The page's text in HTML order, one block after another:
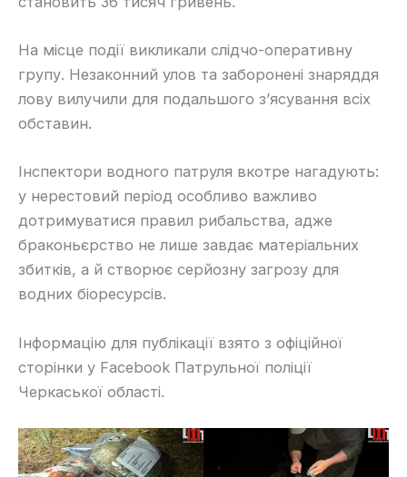
На місце події викликали слідчо-оперативну
групу. Незаконний улов та заборонені знаряддя
лову вилучили для подальшого з’ясування всіх
обставин.
Інспектори водного патруля вкотре нагадують:
у нерестовий період особливо важливо
дотримуватися правил рибальства, адже
браконьєрство не лише завдає матеріальних
збитків, а й створює серйозну загрозу для
водних біоресурсів.
Інформацію для публікації взято з офіційної
сторінки у Facebook Патрульної поліції
Черкаської області.